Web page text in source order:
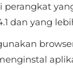
dan yang